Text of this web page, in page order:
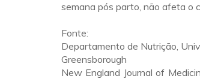
semana pós parto, não afeta o
Fonte:
Departamento de Nutrição,
Greensborough
New England Journal of